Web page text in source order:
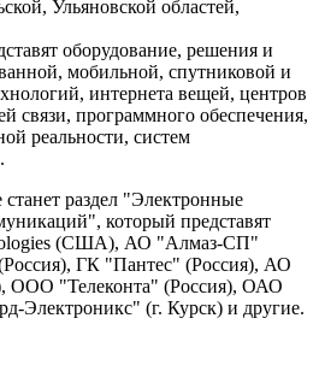
Ульяновской областей,
оборудование, решения и
мобильной, спутниковой и
интернета вещей, центров
связи, программного обеспечения,
реальности, систем
раздел "Электронные
который представят
(США), АО "Алмаз-СП"
ГК "Пантес" (Россия), АО
ООО "Телеконта" (Россия), ОАО
Электроникс" (г. Курск) и другие.